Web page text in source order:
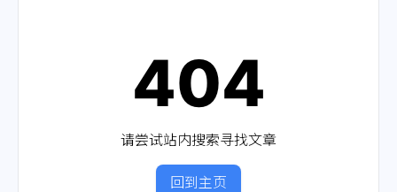
404
请尝试站内搜索寻找文章
回到主页